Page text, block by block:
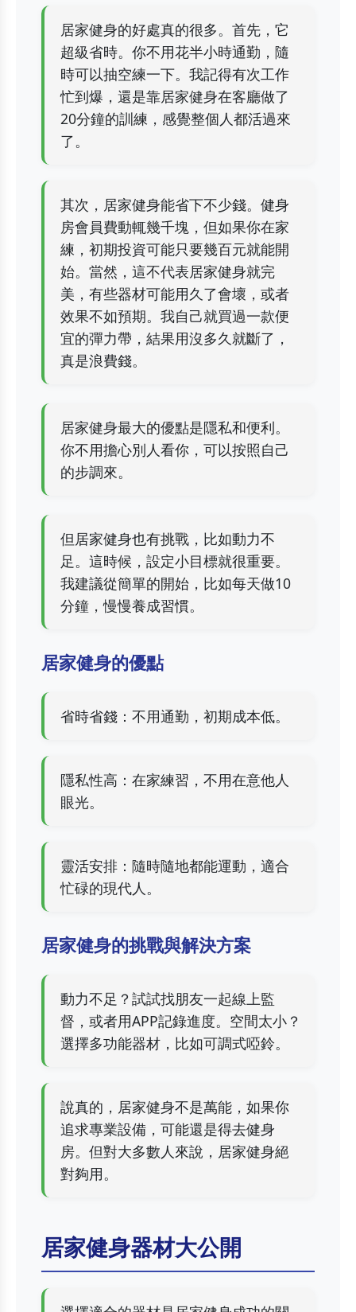
居家健身的好處真的很多。首先，它
超級省時。你不用花半小時通勤，隨
時可以抽空練一下。我記得有次工作
忙到爆，還是靠居家健身在客廳做了
20分鐘的訓練，感覺整個人都活過來
了。
其次，居家健身能省下不少錢。健身
房會員費動輒幾千塊，但如果你在家
練，初期投資可能只要幾百元就能開
始。當然，這不代表居家健身就完
美，有些器材可能用久了會壞，或者
效果不如預期。我自己就買過一款便
宜的彈力帶，結果用沒多久就斷了，
真是浪費錢。
居家健身最大的優點是隱私和便利。
你不用擔心別人看你，可以按照自己
的步調來。
但居家健身也有挑戰，比如動力不
足。這時候，設定小目標就很重要。
我建議從簡單的開始，比如每天做10
分鐘，慢慢養成習慣。
居家健身的優點
省時省錢：不用通勤，初期成本低。
隱私性高：在家練習，不用在意他人
眼光。
靈活安排：隨時隨地都能運動，適合
忙碌的現代人。
居家健身的挑戰與解決方案
動力不足？試試找朋友一起線上監
督，或者用APP記錄進度。空間太小？
選擇多功能器材，比如可調式啞鈴。
說真的，居家健身不是萬能，如果你
追求專業設備，可能還是得去健身
房。但對大多數人來說，居家健身絕
對夠用。
居家健身器材大公開